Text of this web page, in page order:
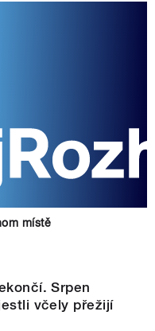
místě
Srpen
včely přežijí